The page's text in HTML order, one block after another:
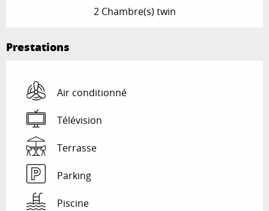
2 Chambre(s) twin
Prestations
Air conditionné
Télévision
Terrasse
Parking
Piscine